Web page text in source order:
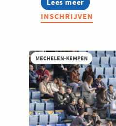
Voka
Lokaal
Najaarsdrink
met
Wim
De
Vos,
CEO
Campine
INSCHRIJVEN
MECHELEN-KEMPEN